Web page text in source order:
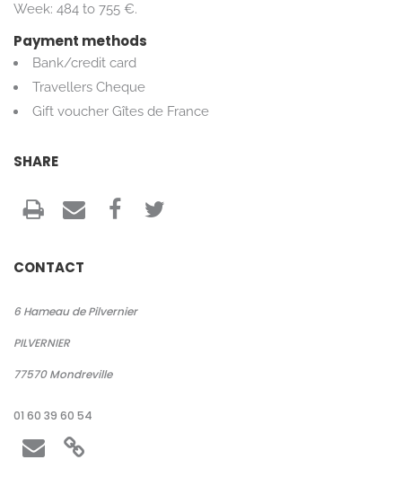
Week: 484 to 755 €.
Payment methods
Bank/credit card
Travellers Cheque
Gift voucher Gîtes de France
SHARE
CONTACT
6 Hameau de Pilvernier
PILVERNIER
77570 Mondreville
01 60 39 60 54